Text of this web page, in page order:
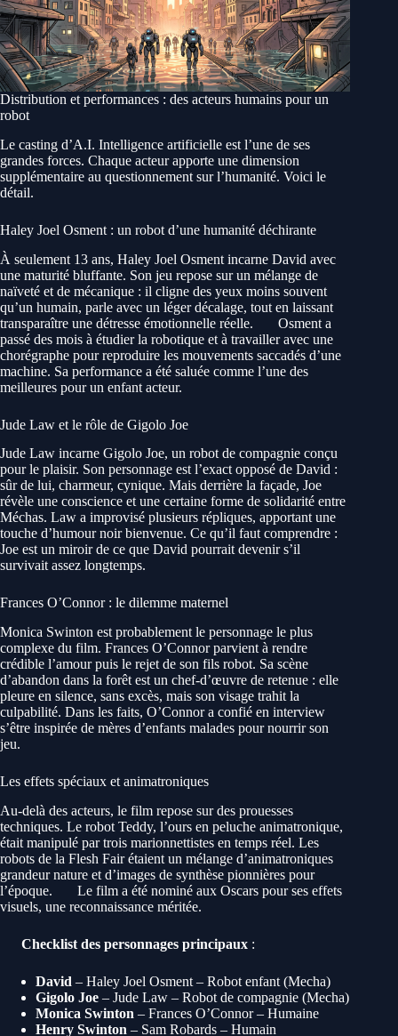
Distribution et performances : des acteurs humains pour un
robot
Le casting d’A.I. Intelligence artificielle est l’une de ses
grandes forces. Chaque acteur apporte une dimension
supplémentaire au questionnement sur l’humanité. Voici le
détail.
Haley Joel Osment : un robot d’une humanité déchirante
À seulement 13 ans, Haley Joel Osment incarne David avec
une maturité bluffante. Son jeu repose sur un mélange de
naïveté et de mécanique : il cligne des yeux moins souvent
qu’un humain, parle avec un léger décalage, tout en laissant
transparaître une détresse émotionnelle réelle.
Osment a
passé des mois à étudier la robotique et à travailler avec une
chorégraphe pour reproduire les mouvements saccadés d’une
machine. Sa performance a été saluée comme l’une des
meilleures pour un enfant acteur.
Jude Law et le rôle de Gigolo Joe
Jude Law incarne Gigolo Joe, un robot de compagnie conçu
pour le plaisir. Son personnage est l’exact opposé de David :
sûr de lui, charmeur, cynique. Mais derrière la façade, Joe
révèle une conscience et une certaine forme de solidarité entre
Méchas. Law a improvisé plusieurs répliques, apportant une
touche d’humour noir bienvenue. Ce qu’il faut comprendre :
Joe est un miroir de ce que David pourrait devenir s’il
survivait assez longtemps.
Frances O’Connor : le dilemme maternel
Monica Swinton est probablement le personnage le plus
complexe du film. Frances O’Connor parvient à rendre
crédible l’amour puis le rejet de son fils robot. Sa scène
d’abandon dans la forêt est un chef-d’œuvre de retenue : elle
pleure en silence, sans excès, mais son visage trahit la
culpabilité. Dans les faits, O’Connor a confié en interview
s’être inspirée de mères d’enfants malades pour nourrir son
jeu.
Les effets spéciaux et animatroniques
Au-delà des acteurs, le film repose sur des prouesses
techniques. Le robot Teddy, l’ours en peluche animatronique,
était manipulé par trois marionnettistes en temps réel. Les
robots de la Flesh Fair étaient un mélange d’animatroniques
grandeur nature et d’images de synthèse pionnières pour
l’époque.
Le film a été nominé aux Oscars pour ses effets
visuels, une reconnaissance méritée.
Checklist des personnages principaux :
David – Haley Joel Osment – Robot enfant (Mecha)
Gigolo Joe – Jude Law – Robot de compagnie (Mecha)
Monica Swinton – Frances O’Connor – Humaine
Henry Swinton – Sam Robards – Humain